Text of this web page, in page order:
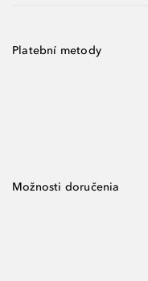
Platební metody
Možnosti doručenia